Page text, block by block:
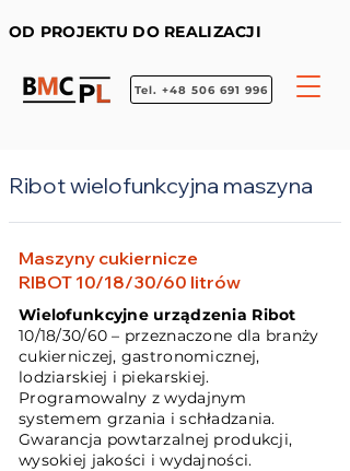
OD PROJEKTU DO REALIZACJI
Tel. +48 506 691 996
Ribot wielofunkcyjna maszyna
Maszyny cukiernicze
RIBOT 10/18/30/60 litrów
Wielofunkcyjne urządzenia Ribot
10/18/30/60 – przeznaczone dla branży
cukierniczej, gastronomicznej,
lodziarskiej i piekarskiej.
Programowalny z wydajnym
systemem grzania i schładzania.
Gwarancja powtarzalnej produkcji,
wysokiej jakości i wydajności.